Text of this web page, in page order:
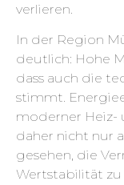
verlieren.
In der Region
deutlich: Hohe
dass auch die
stimmt.
moderner Heiz-
daher nicht nur
gesehen, die
Wertstabilität zu